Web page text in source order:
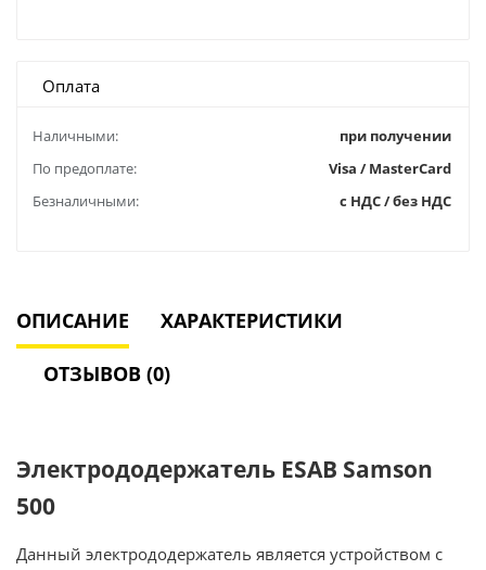
Оплата
Наличными:
при получении
По предоплате:
Visa / MasterCard
Безналичными:
с НДС / без НДС
ОПИСАНИЕ ХАРАКТЕРИСТИКИ
ОТЗЫВОВ (0)
Электрододержатель ESAB Samson
500
Данный электрододержатель является устройством с